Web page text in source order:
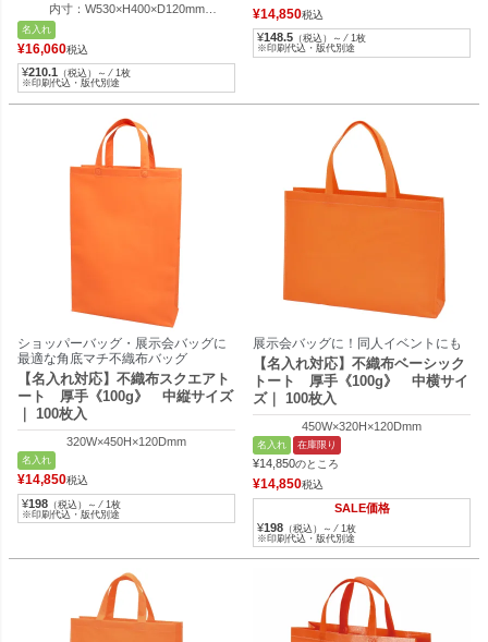
内寸：W530×H400×D120mm
外寸：W650×H400×D120mm
名入れ
¥16,060税込
¥210.1 （税込）～ ⁄ 1枚
※印刷代込・版代別途
¥14,850税込
¥148.5 （税込）～ ⁄ 1枚
※印刷代込・版代別途
ショッパーバッグ・展示会バッグに
最適な角底マチ不織布バッグ
【名入れ対応】不織布スクエアト
ート 厚手《100g》 中縦サイズ
｜ 100枚入
320W×450H×120Dmm
名入れ
¥14,850税込
¥198 （税込）～ ⁄ 1枚
※印刷代込・版代別途
展示会バッグに！同人イベントにも
【名入れ対応】不織布ベーシック
トート 厚手《100g》 中横サイ
ズ｜ 100枚入
450W×320H×120Dmm
名入れ 在庫限り
¥14,850のところ
¥14,850税込
SALE価格
¥198 （税込）～ ⁄ 1枚
※印刷代込・版代別途